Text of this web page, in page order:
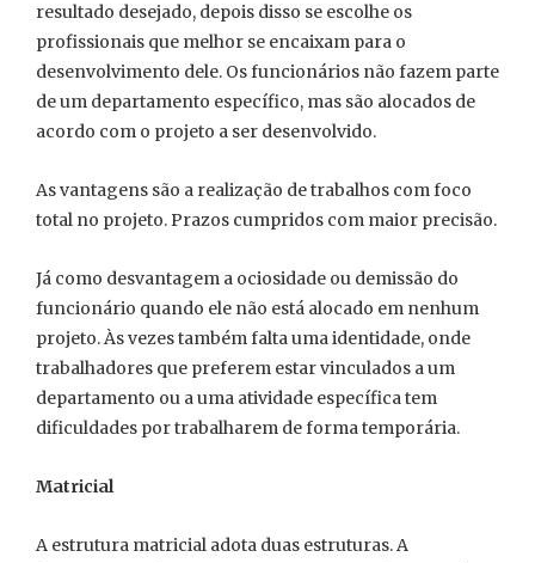
resultado desejado, depois disso se escolhe os
profissionais que melhor se encaixam para o
desenvolvimento dele. Os funcionários não fazem parte
de um departamento específico, mas são alocados de
acordo com o projeto a ser desenvolvido.
As vantagens são a realização de trabalhos com foco
total no projeto. Prazos cumpridos com maior precisão.
Já como desvantagem a ociosidade ou demissão do
funcionário quando ele não está alocado em nenhum
projeto. Às vezes também falta uma identidade, onde
trabalhadores que preferem estar vinculados a um
departamento ou a uma atividade específica tem
dificuldades por trabalharem de forma temporária.
Matricial
A estrutura matricial adota duas estruturas. A